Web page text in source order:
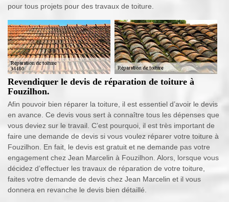
pour tous projets pour des travaux de toiture.
Revendiquer le devis de réparation de toiture à
Fouzilhon.
Afin pouvoir bien réparer la toiture, il est essentiel d’avoir le devis
en avance. Ce devis vous sert à connaître tous les dépenses que
vous deviez sur le travail. C’est pourquoi, il est très important de
faire une demande de devis si vous voulez réparer votre toiture à
Fouzilhon. En fait, le devis est gratuit et ne demande pas votre
engagement chez Jean Marcelin à Fouzilhon. Alors, lorsque vous
décidez d’effectuer les travaux de réparation de votre toiture,
faites votre demande de devis chez Jean Marcelin et il vous
donnera en revanche le devis bien détaillé.